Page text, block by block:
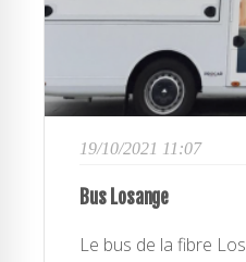
19/10/2021 11:07
Bus Losange
Le bus de la fibre